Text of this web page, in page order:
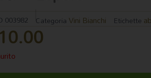
003982 Categoria Vini Bianchi Etichette
10.00